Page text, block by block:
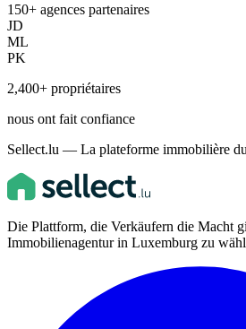
150+ agences partenaires
JD
ML
PK
2,400+ propriétaires
nous ont fait confiance
Sellect.lu — La plateforme immobilière
Die Plattform, die Verkäufern die Macht
Immobilienagentur in Luxemburg zu